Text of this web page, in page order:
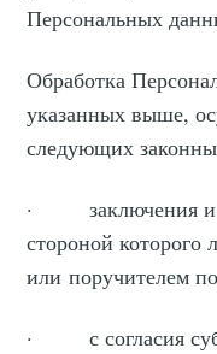
Персональных
Обработка
указанных выше,
следующих
· заключения и
стороной которого
или поручителем
· с согласия